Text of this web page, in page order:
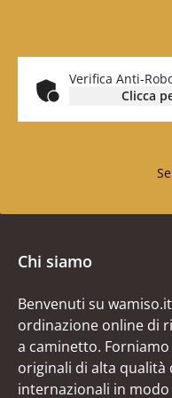
Verifica Anti-
Clicca
Chi siamo
Benvenuti su
ordinazione online di
a caminetto.
originali di alta
internazionali in